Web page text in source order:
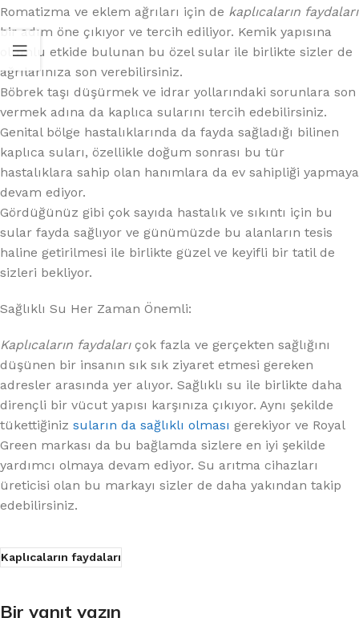
Romatizma ve eklem ağrıları için de kaplıcaların faydaları
bir adım öne çıkıyor ve tercih ediliyor. Kemik yapısına
olumlu etkide bulunan bu özel sular ile birlikte sizler de
ağrılarınıza son verebilirsiniz.
Böbrek taşı düşürmek ve idrar yollarındaki sorunlara son
vermek adına da kaplıca sularını tercih edebilirsiniz.
Genital bölge hastalıklarında da fayda sağladığı bilinen
kaplıca suları, özellikle doğum sonrası bu tür
hastalıklara sahip olan hanımlara da ev sahipliği yapmaya
devam ediyor.
Gördüğünüz gibi çok sayıda hastalık ve sıkıntı için bu
sular fayda sağlıyor ve günümüzde bu alanların tesis
haline getirilmesi ile birlikte güzel ve keyifli bir tatil de
sizleri bekliyor.
Sağlıklı Su Her Zaman Önemli:
Kaplıcaların faydaları çok fazla ve gerçekten sağlığını
düşünen bir insanın sık sık ziyaret etmesi gereken
adresler arasında yer alıyor. Sağlıklı su ile birlikte daha
dirençli bir vücut yapısı karşınıza çıkıyor. Aynı şekilde
tükettiğiniz suların da sağlıklı olması gerekiyor ve Royal
Green markası da bu bağlamda sizlere en iyi şekilde
yardımcı olmaya devam ediyor. Su arıtma cihazları
üreticisi olan bu markayı sizler de daha yakından takip
edebilirsiniz.
Kaplıcaların faydaları
Bir yanıt yazın